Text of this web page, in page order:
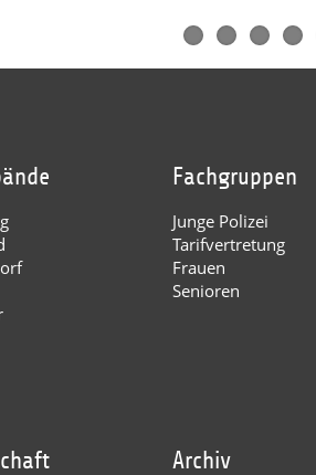
Fachgruppen
Junge Polizei
Tarifvertretung
Frauen
Senioren
Archiv